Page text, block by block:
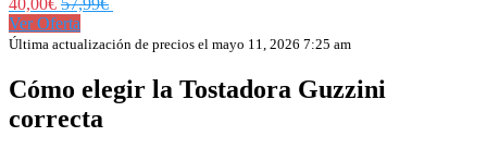
40,00€ 57,99€
Ver Oferta
Última actualización de precios el mayo 11, 2026 7:25 am
Cómo elegir la Tostadora Guzzini
correcta